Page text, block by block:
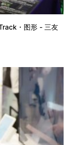
・图形 - 三友